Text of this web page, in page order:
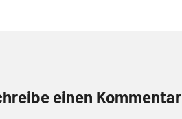
einen Kommentar